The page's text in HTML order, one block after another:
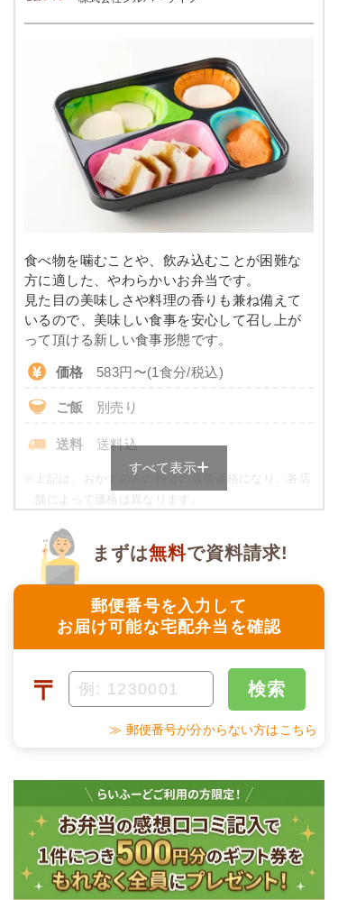
※メニューの補足
-
肉豆腐
カリフラワーのレモンマリネ
鶏団子の炊き合わせ
ジャーマンポテト
-
※ その他備考
メニューは日替わりです（メニューは一例です）
カロリー 300kcal前後
タンパク質 -
脂質 -
糖質 -
-
カリウム
コレステロール -
たんぱく調整食のメニュー例
ミートオムレツ
ブロッコリーソテー
豚肉のマヨネーズ炒め風
二色豆（黒豆・白花豆）
※メニューの補足
-
アジと茄子の胡麻味噌だれ
花人参
甘酢蓮根
だし巻き玉子
※メニューの補足
＋メニュー例をもっと見る（残り1件）
食べ物を噛むことや、飲み込むことが困難な
方に適した、やわらかいお弁当です。
見た目の美味しさや料理の香りも兼ね備えて
いるので、美味しい食事を安心して召し上が
って頂ける新しい食事形態です。
価格 583円〜(1食分/税込)
ご飯 別売り
送料 送料込
※
上記は、おかずのみの料金の最低価格になり、各店
舗によって価格は異なります。
お問合せください。
ムース食の栄養素例
品数 4品
塩分 1.3g
タンパク質 5.5g
糖質 15.5g
リン 54.3mg
カリウム 90.3mg
すべて表示
郵便番号を入力して
お届け可能な宅配弁当を確認
まずは無料で資料請求!
〒 検索
≫ 郵便番号が分からない方はこちら